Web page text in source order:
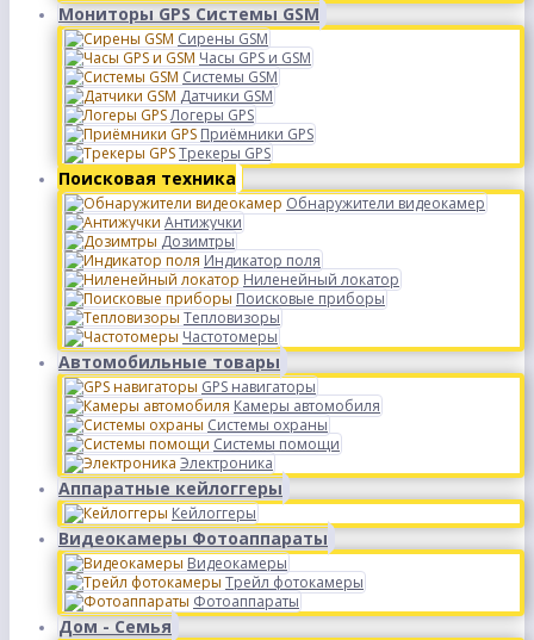
Мониторы GPS Системы GSM
Сирены GSM
Часы GPS и GSM
Системы GSM
Датчики GSM
Логеры GPS
Приёмники GPS
Трекеры GPS
Поисковая техника
Обнаружители видеокамер
Антижучки
Дозимтры
Индикатор поля
Ниленейный локатор
Поисковые приборы
Тепловизоры
Частотомеры
Автомобильные товары
GPS навигаторы
Камеры автомобиля
Системы охраны
Системы помощи
Электроника
Аппаратные кейлоггеры
Кейлоггеры
Видеокамеры Фотоаппараты
Видеокамеры
Трейл фотокамеры
Фотоаппараты
Дом - Семья